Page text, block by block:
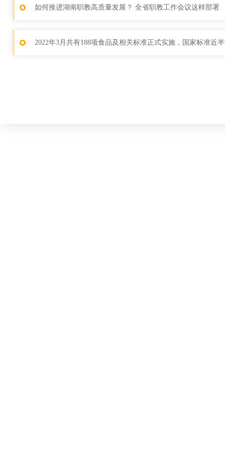
如何推进湖南职教高质量发展？ 全省职教工作会议这样部署
2022年3月共有188项食品及相关标准正式实施，国家标准近